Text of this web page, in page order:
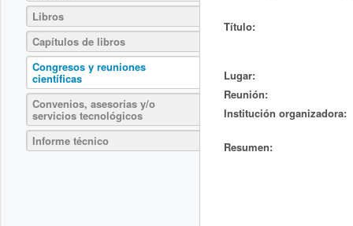
Libros
Capítulos de libros
Congresos y reuniones
científicas
Convenios, asesorías y/o
servicios tecnológicos
Informe técnico
Título:
Lugar:
Reunión:
Institución organizadora:
Resumen: